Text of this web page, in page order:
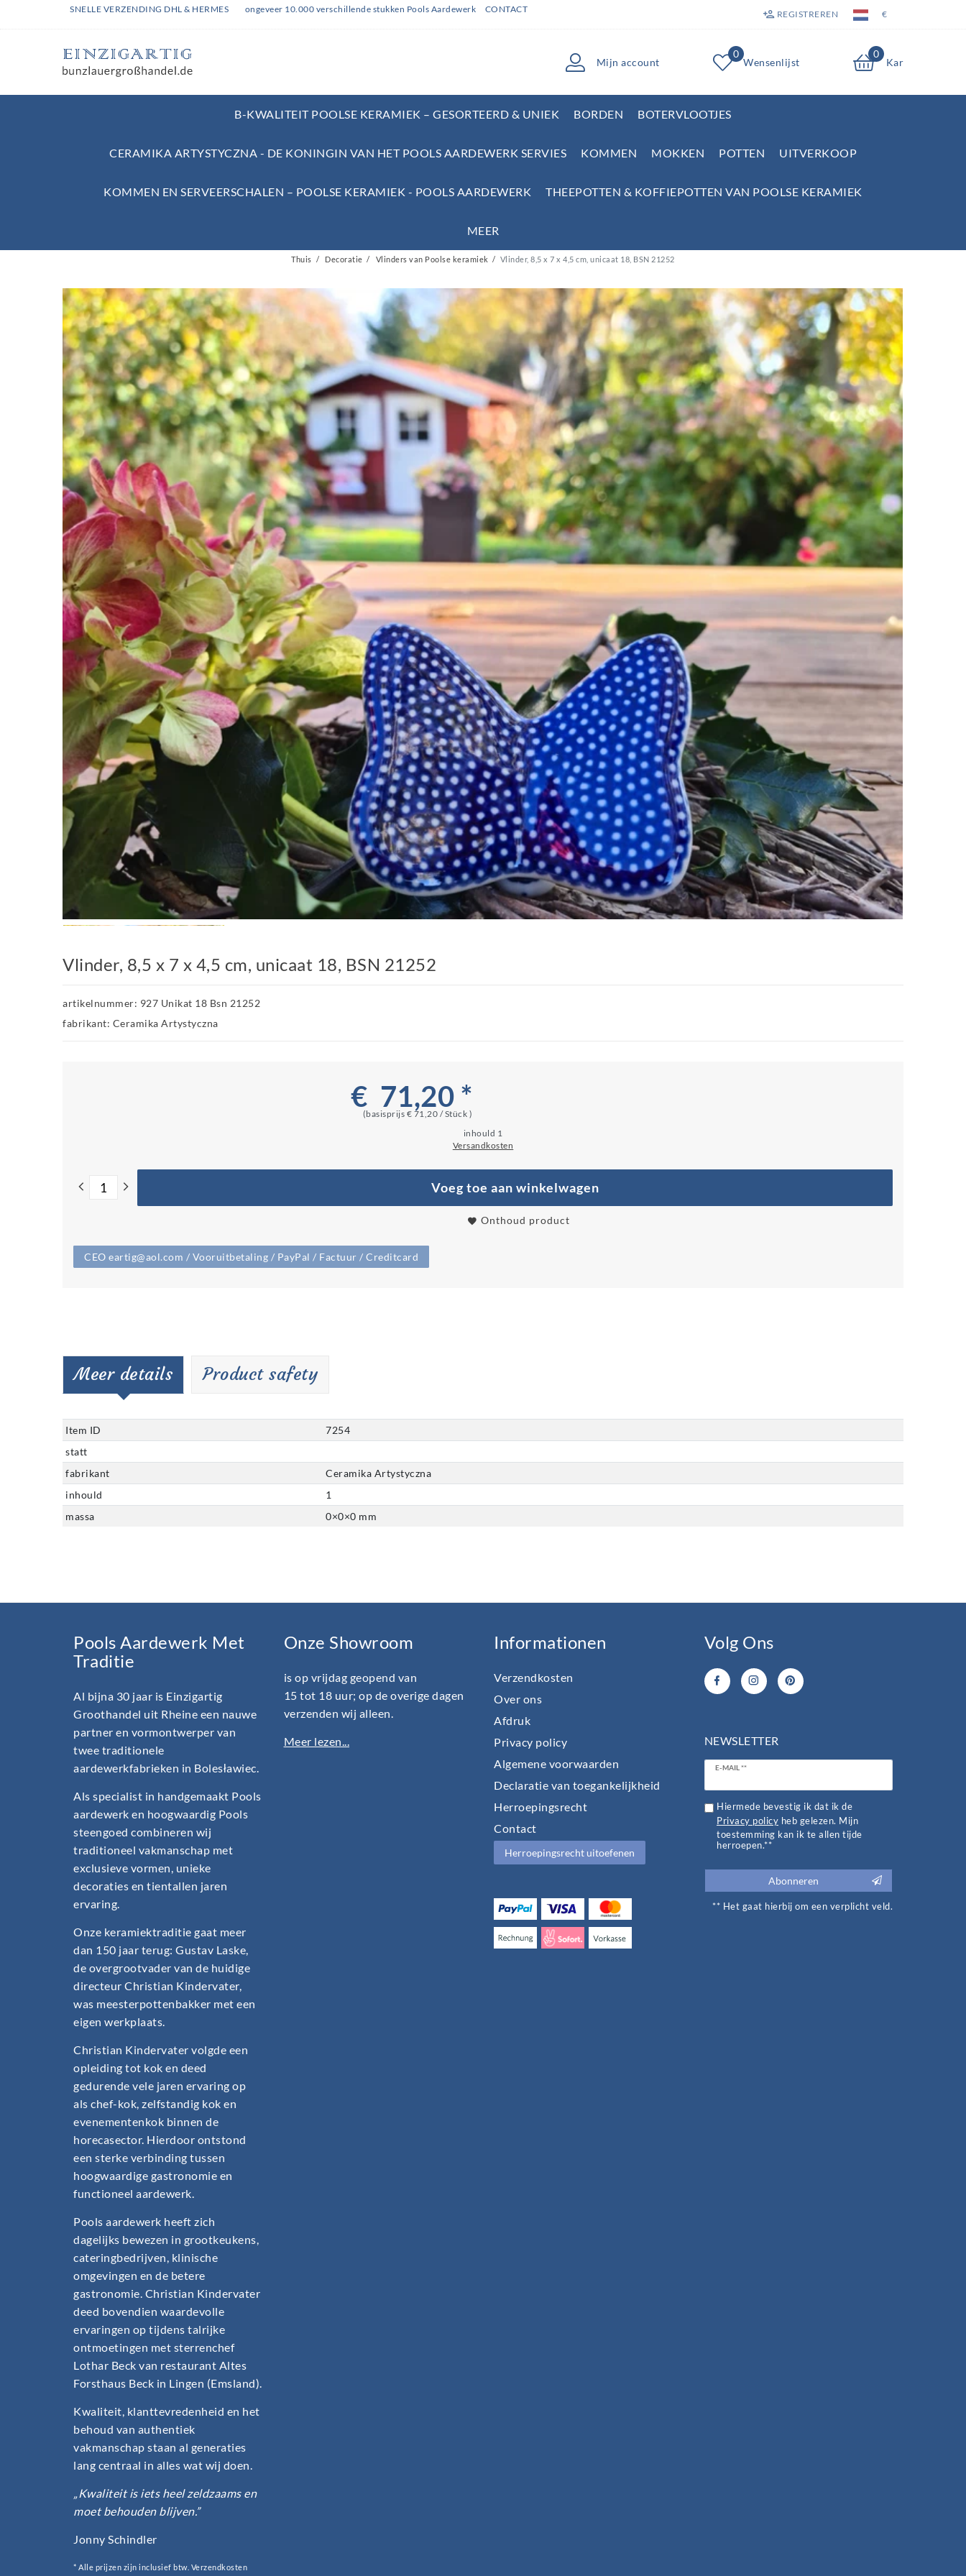
SNELLE VERZENDING DHL & HERMES ongeveer 10.000 verschillende stukken Pools Aardewerk CONTACT REGISTREREN €
Mijn account
0
Wensenlijst
0
Kar
B-KWALITEIT POOLSE KERAMIEK – GESORTEERD & UNIEK BORDEN BOTERVLOOTJES
CERAMIKA ARTYSTYCZNA - DE KONINGIN VAN HET POOLS AARDEWERK SERVIES KOMMEN MOKKEN POTTEN UITVERKOOP
KOMMEN EN SERVEERSCHALEN – POOLSE KERAMIEK - POOLS AARDEWERK THEEPOTTEN & KOFFIEPOTTEN VAN POOLSE KERAMIEK
MEER
Thuis Decoratie Vlinders van Poolse keramiek Vlinder, 8,5 x 7 x 4,5 cm, unicaat 18, BSN 21252
Vlinder, 8,5 x 7 x 4,5 cm, unicaat 18, BSN 21252
artikelnummer: 927 Unikat 18 Bsn 21252
fabrikant: Ceramika Artystyczna
€ 71,20 *
(basisprijs € 71,20 / Stück )
inhould 1
Versandkosten
Voeg toe aan winkelwagen
Onthoud product
CEO eartig@aol.com / Vooruitbetaling / PayPal / Factuur / Creditcard
Meer details Product safety
Item ID
7254
statt
fabrikant
Ceramika Artystyczna
inhould
1
massa
0×0×0 mm
Pools Aardewerk Met
Traditie
Al bijna 30 jaar is Einzigartig
Groothandel uit Rheine een nauwe
partner en vormontwerper van
twee traditionele
aardewerkfabrieken in Bolesławiec.
Als specialist in handgemaakt Pools
aardewerk en hoogwaardig Pools
steengoed combineren wij
traditioneel vakmanschap met
exclusieve vormen, unieke
decoraties en tientallen jaren
ervaring.
Onze keramiektraditie gaat meer
dan 150 jaar terug: Gustav Laske,
de overgrootvader van de huidige
directeur Christian Kindervater,
was meesterpottenbakker met een
eigen werkplaats.
Christian Kindervater volgde een
opleiding tot kok en deed
gedurende vele jaren ervaring op
als chef-kok, zelfstandig kok en
evenementenkok binnen de
horecasector. Hierdoor ontstond
een sterke verbinding tussen
hoogwaardige gastronomie en
functioneel aardewerk.
Pools aardewerk heeft zich
dagelijks bewezen in grootkeukens,
cateringbedrijven, klinische
omgevingen en de betere
gastronomie. Christian Kindervater
deed bovendien waardevolle
ervaringen op tijdens talrijke
ontmoetingen met sterrenchef
Lothar Beck van restaurant Altes
Forsthaus Beck in Lingen (Emsland).
Kwaliteit, klanttevredenheid en het
behoud van authentiek
vakmanschap staan al generaties
lang centraal in alles wat wij doen.
„Kwaliteit is iets heel zeldzaams en
moet behouden blijven.”
Jonny Schindler
* Alle prijzen zijn inclusief btw. Verzendkosten
Onze Showroom
is op vrijdag geopend van
15 tot 18 uur; op de overige dagen
verzenden wij alleen.
Meer lezen...
Informationen
Verzendkosten
Over ons
Afdruk
Privacy policy
Algemene voorwaarden
Declaratie van toegankelijkheid
Herroepingsrecht
Contact
Herroepingsrecht uitoefenen
Volg Ons
NEWSLETTER
E-MAIL **
Ceres::Template.newsletterHoneypotLabel
Hiermede bevestig ik dat ik de
Privacy policy heb gelezen. Mijn
toestemming kan ik te allen tijde
herroepen.**
Abonneren
** Het gaat hierbij om een verplicht veld.